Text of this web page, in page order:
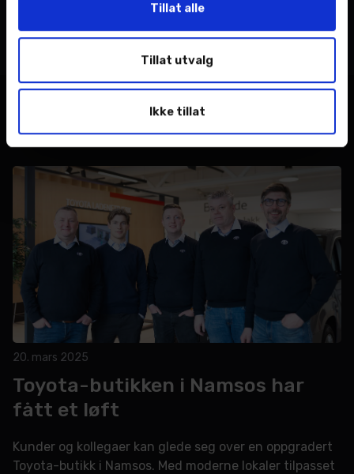
Tillat alle
Tillat utvalg
Ikke tillat
Relaterte nyheter
20. mars 2025
Toyota-butikken i Namsos har
fått et løft
Kunder og kollegaer kan glede seg over en oppgradert
Toyota-butikk i Namsos. Med moderne lokaler tilpasset